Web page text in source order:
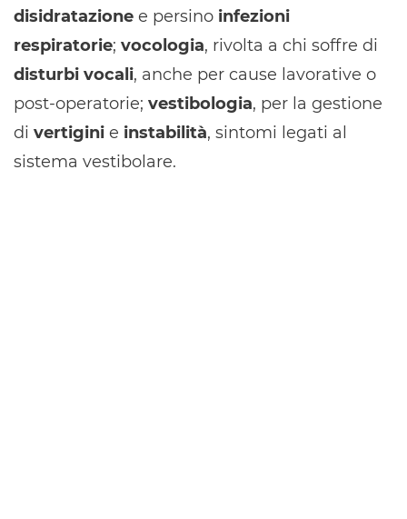
disidratazione e persino infezioni
respiratorie; vocologia, rivolta a chi soffre di
disturbi vocali, anche per cause lavorative o
post-operatorie; vestibologia, per la gestione
di vertigini e instabilità, sintomi legati al
sistema vestibolare.